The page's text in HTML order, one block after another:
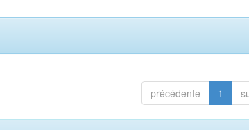
précédente 1